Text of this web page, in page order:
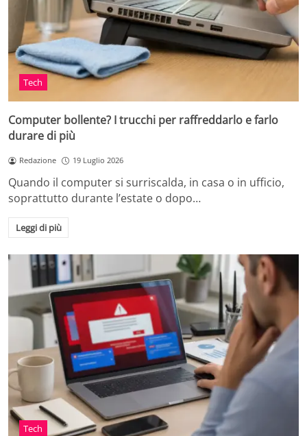
Tech
Computer bollente? I trucchi per raffreddarlo e farlo
durare di più
Redazione 19 Luglio 2026
Quando il computer si surriscalda, in casa o in ufficio,
soprattutto durante l’estate o dopo…
Leggi di più
Tech